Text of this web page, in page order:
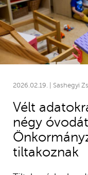
2026.02.19. | Sashegyi
Vélt
négy
tiltakoznak